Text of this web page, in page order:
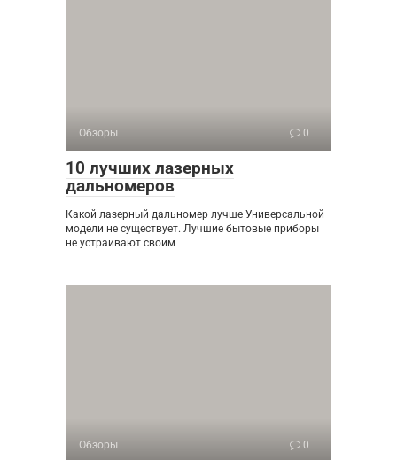
Обзоры 0
10 лучших лазерных
дальномеров
Какой лазерный дальномер лучше Универсальной
модели не существует. Лучшие бытовые приборы
не устраивают своим
Обзоры 0